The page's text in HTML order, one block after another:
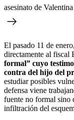
asesinato de
El pasado 11 de
directamente al fiscal
formal” cuyo
contra del hijo del
estudiar posibles
defensa viene
fuente no formal sino
infiltración del